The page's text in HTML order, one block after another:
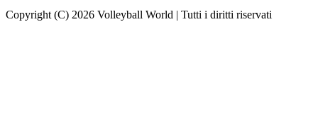
Copyright (C) 2026 Volleyball World | Tutti i diritti riservati